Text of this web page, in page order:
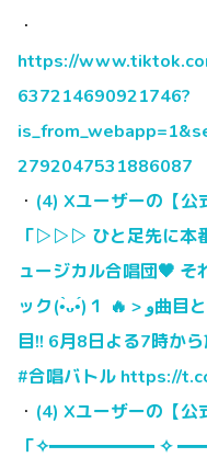
・
https://
637214690921746?
2792047531886087
・ (4) Xユーザーの【公
「▷▷▷ ひと足先に本
ュージカル合唱団🖤 そ
ック(•̀ᴗ•́)و < 🔥 １曲目と２曲目の異なるポジションに注
目!! 6月8日よる7時か
#合唱バトル https://
・ (4) Xユーザーの【公
「✧━━━━━━ ✧